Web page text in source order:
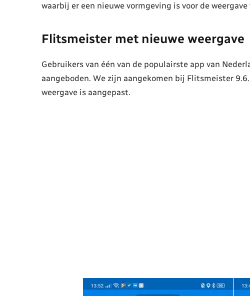
waarbij er een nieuwe vormgeving is voor de
Flitsmeister met nieuwe weergave
Gebruikers van één van de populairste app van
aangeboden. We zijn aangekomen bij Flitsmeister
weergave is aangepast.